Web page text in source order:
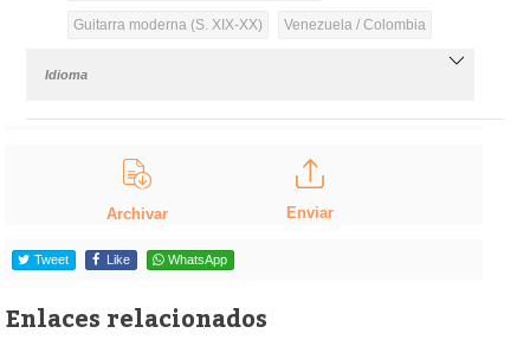
Guitarra moderna (S. XIX-XX) Venezuela / Colombia
Idioma
Archivar Enviar
Tweet Like WhatsApp
Enlaces relacionados